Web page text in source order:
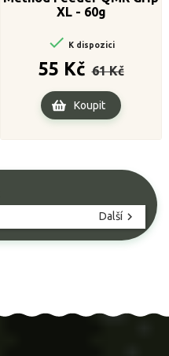
XL - 60g
 K dispozici
55 Kč cena
61 Kč
Cena
Koupit
Další 